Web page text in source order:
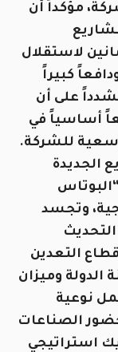
مؤكداً أن
لاستقلال
كبيراً
على أن
أساسياً في
للشركة.
الجديدة
وتجسد
التعدين
الدولة وميزان
نوعية
الصناعات
استراتيجي